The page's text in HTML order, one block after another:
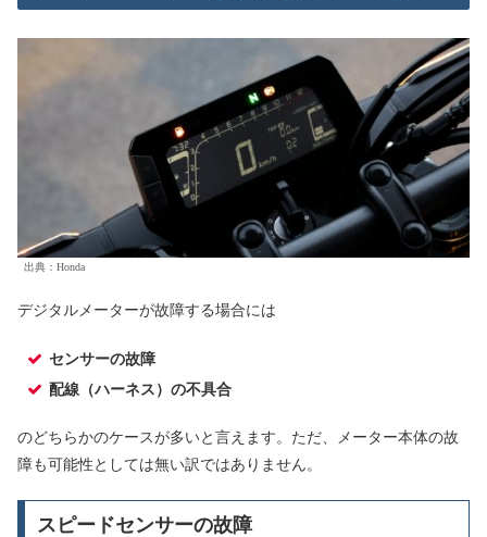
出典：Honda
デジタルメーターが故障する場合には
センサーの故障
配線（ハーネス）の不具合
のどちらかのケースが多いと言えます。ただ、メーター本体の故
障も可能性としては無い訳ではありません。
スピードセンサーの故障